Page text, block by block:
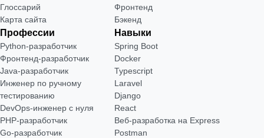
Глоссарий
Карта сайта
Фронтенд
Бэкенд
Профессии
Python-разработчик
Фронтенд-разработчик
Java-разработчик
Инженер по ручному
тестированию
DevOps-инженер с нуля
РНР-разработчик
Go-разработчик
Навыки
Spring Boot
Docker
Typescript
Laravel
Django
React
Веб-разработка на Express
Postman